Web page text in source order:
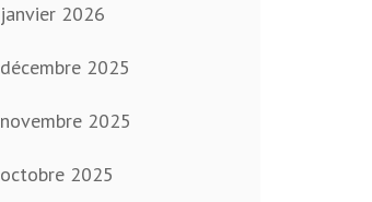
janvier 2026
décembre 2025
novembre 2025
octobre 2025